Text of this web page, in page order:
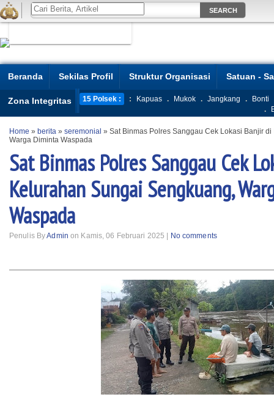
Beranda Sekilas Profil Struktur Organisasi Satuan -
Zona Integritas 15 Polsek : : Kapuas . Mukok . Jangkang .
Bonti
.
Home » berita » seremonial » Sat Binmas Polres Sanggau Cek Lokasi Banjir
Warga Diminta Waspada
Sat Binmas Polres Sanggau Cek
Kelurahan Sungai Sengkuang,
Waspada
Penulis ByAdmin on Kamis, 06 Februari 2025 | No comments